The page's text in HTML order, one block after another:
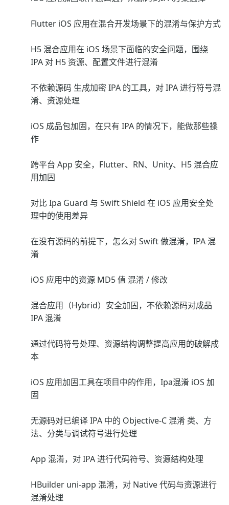
Flutter iOS 应用在混合开发场景下的混淆与保护方式
H5 混合应用在 iOS 场景下面临的安全问题，围绕
IPA 对 H5 资源、配置文件进行混淆
不依赖源码 生成加密 IPA 的工具，对 IPA 进行符号混
淆、资源处理
iOS 成品包加固，在只有 IPA 的情况下，能做那些操
作
跨平台 App 安全，Flutter、RN、Unity、H5 混合应
用加固
对比 Ipa Guard 与 Swift Shield 在 iOS 应用安全处
理中的使用差异
在没有源码的前提下，怎么对 Swift 做混淆，IPA 混
淆
iOS 应用中的资源 MD5 值 混淆 / 修改
混合应用（Hybrid）安全加固，不依赖源码对成品
IPA 混淆
通过代码符号处理、资源结构调整提高应用的破解成
本
iOS 应用加固工具在项目中的作用，Ipa混淆 iOS 加
固
无源码对已编译 IPA 中的 Objective-C 混淆 类、方
法、分类与调试符号进行处理
App 混淆，对 IPA 进行代码符号、资源结构处理
HBuilder uni-app 混淆，对 Native 代码与资源进行
混淆处理